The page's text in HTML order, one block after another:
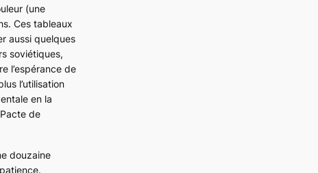
(une
Ces tableaux
aussi quelques
soviétiques,
l’espérance de
l’utilisation
en la
de
douzaine